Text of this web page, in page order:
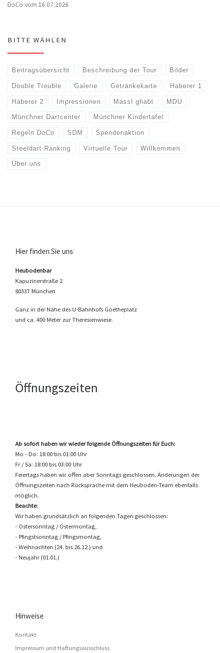
DoCo vom 16.07.2026
BITTE WÄHLEN
Beitragsübersicht Beschreibung der Tour Bilder
Double Trouble Galerie Getränkekarte Haberer 1
Haberer 2 Impressionen Massl ghabt MDU
Münchner Dartcenter Münchner Kindertafel
Regeln DoCo SDM Spendenaktion
Steeldart-Ranking Virtuelle Tour Willkommen
Über uns
Hier finden Sie uns
Heubodenbar
Kapuzinerstraße 2
80337 München
Ganz in der Nähe des U-Bahnhofs Goetheplatz
und ca. 400 Meter zur Theresienwiese.
Öffnungszeiten
Ab sofort haben wir wieder folgende Öffnungszeiten für Euch:
Mo - Do: 18:00 bis 01:00 Uhr
Fr / Sa: 18:00 bis 03:00 Uhr
Feiertags haben wir offen aber Sonntags geschlossen. Änderungen der
Öffnungszeiten nach Rücksprache mit dem Heuboden-Team ebenfalls
möglich.
Beachte:
Wir haben grundsätzlich an folgenden Tagen geschlossen:
- Ostersonntag / Ostermontag,
- Pfingstsonntag / Pfingsmontag,
- Weihnachten (24. bis 26.12.) und
- Neujahr (01.01.)
Hinweise
Kontakt
Impressum und Haftungsausschluss